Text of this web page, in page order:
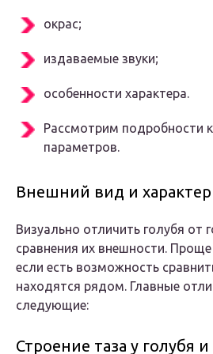
окрас;
издаваемые звуки;
особенности характера.
Рассмотрим подробности
параметров.
Внешний вид и
Визуально отличить голубя от
сравнения их внешности. Проще
если есть возможность
находятся рядом. Главные
следующие:
Строение таза у голубя